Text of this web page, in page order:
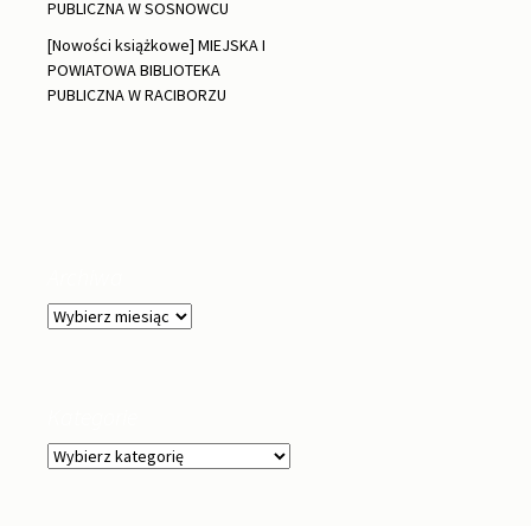
PUBLICZNA W SOSNOWCU
[Nowości książkowe] MIEJSKA I
POWIATOWA BIBLIOTEKA
PUBLICZNA W RACIBORZU
Archiwa
Kategorie